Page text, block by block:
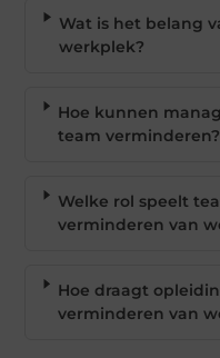
Wat is het belang
werkplek?
Hoe kunnen
team verminderen?
Welke rol speelt
verminderen van
Hoe draagt
verminderen van